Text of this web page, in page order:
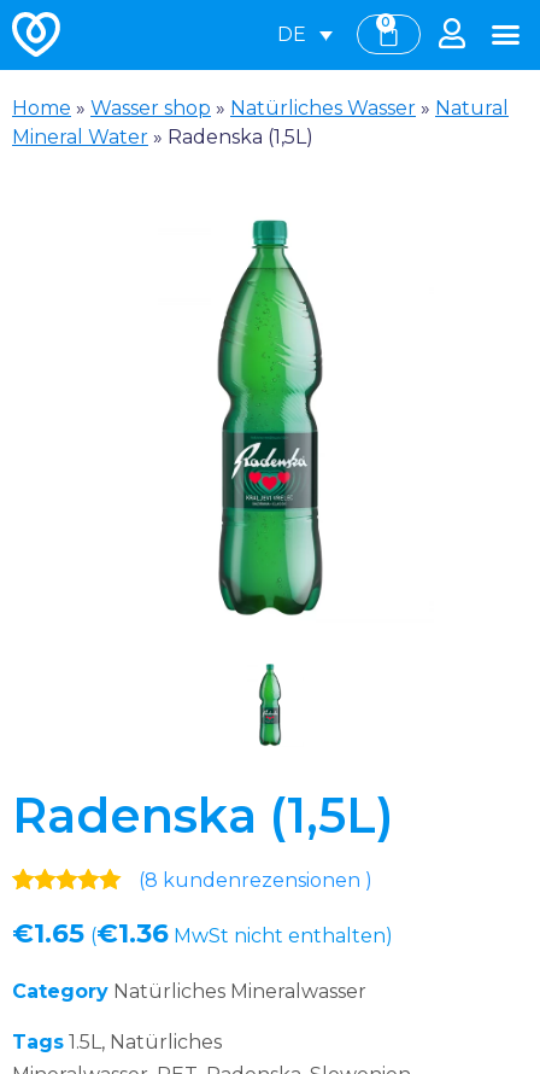
DE
0
Home » Wasser shop » Natürliches Wasser » Natural
Mineral Water » Radenska (1,5L)
Radenska (1,5L)
5.00 von 5,
basierend
Kundenbewertungen
(8 kundenrezensionen )
€1.65 (€1.36 MwSt nicht enthalten)
Category Natürliches Mineralwasser
Tags 1.5L , Natürliches